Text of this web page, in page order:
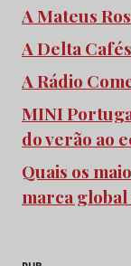
A Mateus
A Delta
A Rádio
MINI
do verão ao
Quais os
marca